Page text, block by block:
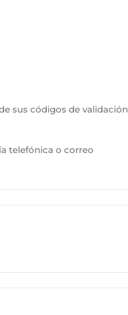
sus códigos de validación
telefónica o correo